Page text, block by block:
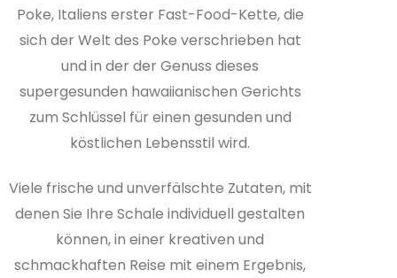
Poke, Italiens erster Fast-Food-Kette, die
sich der Welt des Poke verschrieben hat
und in der der Genuss dieses
supergesunden hawaiianischen Gerichts
zum Schlüssel für einen gesunden und
köstlichen Lebensstil wird.
Viele frische und unverfälschte Zutaten, mit
denen Sie Ihre Schale individuell gestalten
können, in einer kreativen und
schmackhaften Reise mit einem Ergebnis,